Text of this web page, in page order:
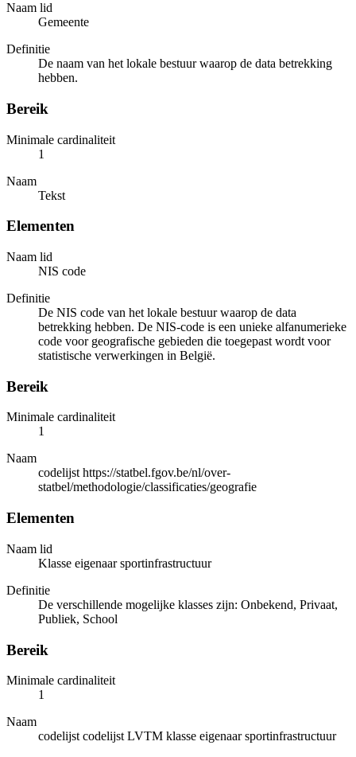
Naam lid
Gemeente
Definitie
De naam van het lokale bestuur waarop de data betrekking
hebben.
Bereik
Minimale cardinaliteit
1
Naam
Tekst
Elementen
Naam lid
NIS code
Definitie
De NIS code van het lokale bestuur waarop de data
betrekking hebben. De NIS-code is een unieke alfanumerieke
code voor geografische gebieden die toegepast wordt voor
statistische verwerkingen in België.
Bereik
Minimale cardinaliteit
1
Naam
codelijst https://statbel.fgov.be/nl/over-
statbel/methodologie/classificaties/geografie
Elementen
Naam lid
Klasse eigenaar sportinfrastructuur
Definitie
De verschillende mogelijke klasses zijn: Onbekend, Privaat,
Publiek, School
Bereik
Minimale cardinaliteit
1
Naam
codelijst codelijst LVTM klasse eigenaar sportinfrastructuur